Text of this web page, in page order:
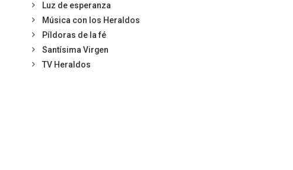
Luz de esperanza
Música con los Heraldos
Píldoras de la fé
Santísima Virgen
TV Heraldos